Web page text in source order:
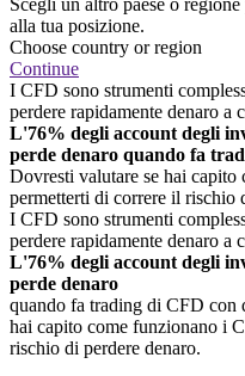
alla tua posizione.
Choose country or region
Continue
I CFD sono strumenti
perdere rapidamente denaro a
L'76% degli account degli
perde denaro quando fa
Dovresti valutare se hai
permetterti di correre il rischio
I CFD sono strumenti
perdere rapidamente denaro a
L'76% degli account degli
perde denaro
quando fa trading di CFD con
hai capito come funzionano i
rischio di perdere denaro.